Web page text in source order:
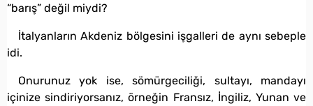
“barış” değil miydi?
İtalyanların Akdeniz bölgesini işgalleri de aynı sebeple
idi.
Onurunuz yok ise, sömürgeciliği, sultayı, mandayı
içinize sindiriyorsanız, örneğin Fransız, İngiliz, Yunan ve